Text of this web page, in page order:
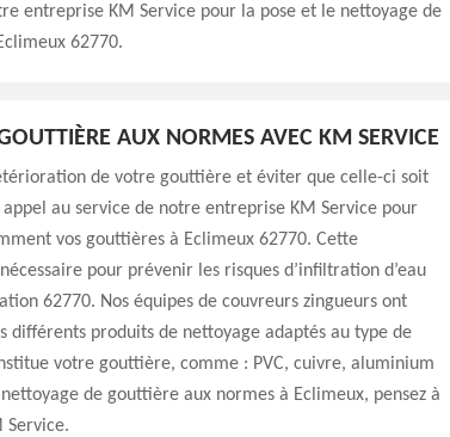
entreprise KM Service pour la pose et le nettoyage de
62770.
AUX NORMES AVEC KM SERVICE
de votre gouttière et éviter que celle-ci soit
au service de notre entreprise KM Service pour
vos gouttières à Eclimeux 62770. Cette
pour prévenir les risques d’infiltration d’eau
62770. Nos équipes de couvreurs zingueurs ont
différents produits de nettoyage adaptés au type de
votre gouttière, comme : PVC, cuivre, aluminium
de gouttière aux normes à Eclimeux, pensez à
Service.